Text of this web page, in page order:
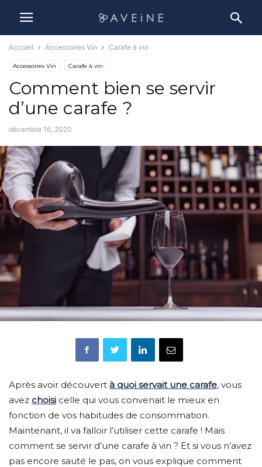
Accueil Accessoires Vin Carafe à vin
Accessoires Vin Carafe à vin
Comment bien se servir
d’une carafe ?
décembre 16, 2020
Après avoir découvert à quoi servait une carafe, vous
avez choisi celle qui vous convenait le mieux en
fonction de vos habitudes de consommation.
Maintenant, il va falloir l’utiliser cette carafe ! Mais
comment se servir d’une carafe à vin ? Et si vous n’avez
pas encore sauté le pas, on vous explique comment